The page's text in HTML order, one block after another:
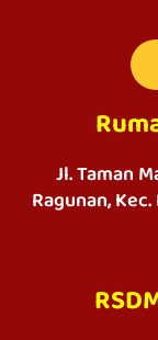
Jl. Taman
Ragunan,